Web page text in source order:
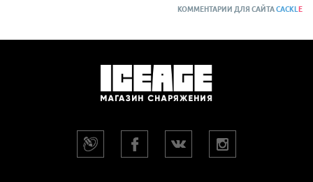
КОММЕНТАРИИ ДЛЯ САЙТАCACKLE